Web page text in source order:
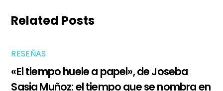
Related Posts
RESEÑAS
«El tiempo huele a papel», de Joseba
Sasia Muñoz: el tiempo que se nombra en